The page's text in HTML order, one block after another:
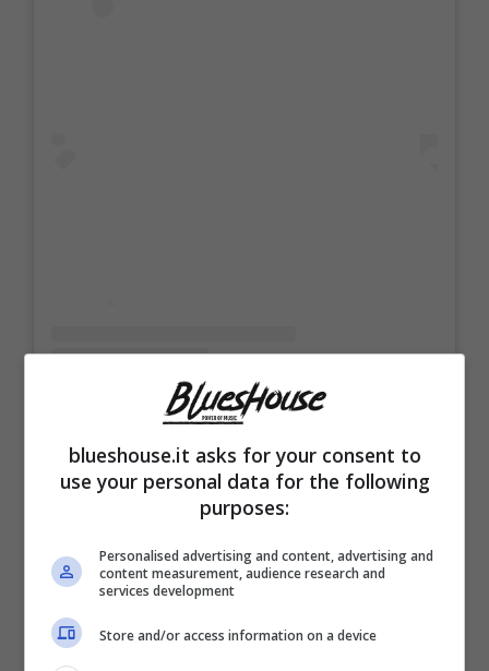
Un post condiviso da Maria Esposito (@mariaespositoreal)
blueshouse.it asks for your consent to
use your personal data for the following
purposes:
Personalised advertising and content, advertising and
content measurement, audience research and
services development
Store and/or access information on a device